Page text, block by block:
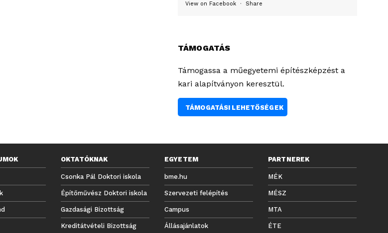
View on Facebook · Share
TÁMOGATÁS
Támogassa a műegyetemi építészképzést a
kari alapítványon keresztül.
TÁMOGATÁSI LEHETŐSÉGEK
OKTATÓKNAK
Csonka Pál Doktori iskola
Építőművész Doktori iskola
Gazdasági Bizottság
Kreditátvételi Bizottság
EGYETEM
bme.hu
Szervezeti felépítés
Campus
Állásajánlatok
PARTNEREK
MÉK
MÉSZ
MTA
ÉTE